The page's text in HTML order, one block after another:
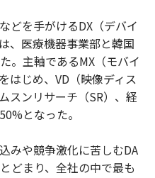
どを手がけるDX（デバイ
、医療機器事業部と韓国
。主軸であるMX（モバイ
はじめ、VD（映像ディス
スンリサーチ（SR）、経
となった。
みや競争激化に苦しむDA
どまり、全社の中で最も